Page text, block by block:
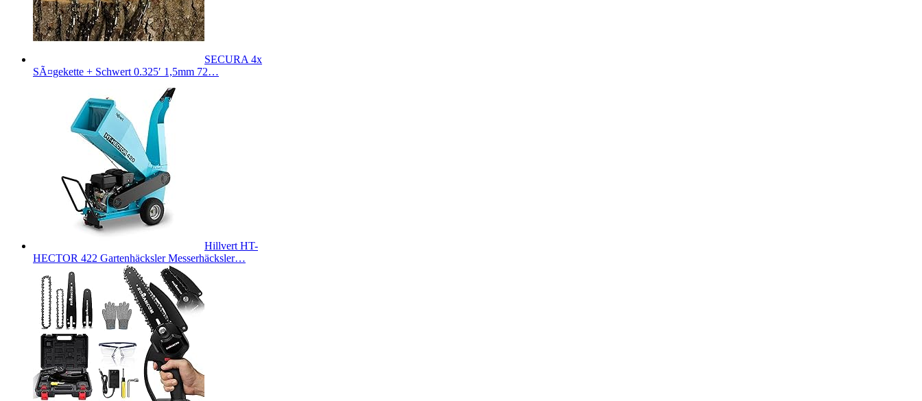
SECURA 4x
SÃ¤gekette + Schwert 0.325′ 1,5mm 72…
Hillvert HT-
HECTOR 422 Gartenhäcksler Messerhäcksler…